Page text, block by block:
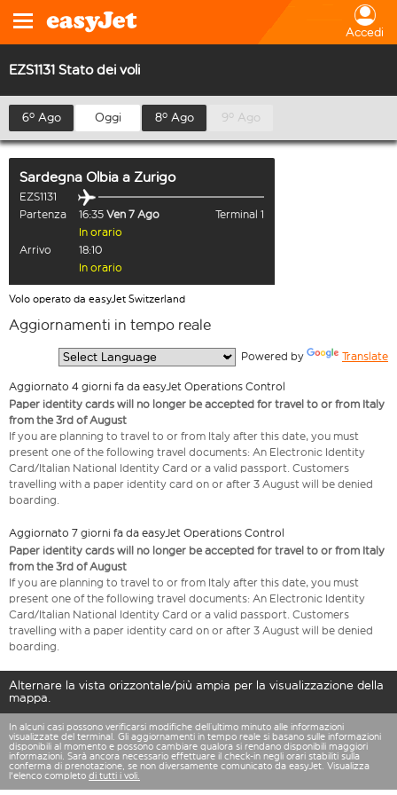
Accedi
EZS1131 Stato dei voli
6º Ago Oggi 8º Ago 9º Ago
Sardegna Olbia a Zurigo
EZS1131
Partenza
16:35 Ven 7 Ago
Terminal 1
In orario
Arrivo
18:10
In orario
Volo operato da easyJet Switzerland
Aggiornamenti in tempo reale
Powered by Translate
Aggiornato 4 giorni fa da easyJet Operations Control
Paper identity cards will no longer be accepted for travel to or from Italy
from the 3rd of August
If you are planning to travel to or from Italy after this date, you must
present one of the following travel documents: An Electronic Identity
Card/Italian National Identity Card or a valid passport. Customers
travelling with a paper identity card on or after 3 August will be denied
boarding.
Aggiornato 7 giorni fa da easyJet Operations Control
Paper identity cards will no longer be accepted for travel to or from Italy
from the 3rd of August
If you are planning to travel to or from Italy after this date, you must
present one of the following travel documents: An Electronic Identity
Card/Italian National Identity Card or a valid passport. Customers
travelling with a paper identity card on or after 3 August will be denied
boarding.
Alternare la vista orizzontale/più ampia per la visualizzazione della
mappa.
In alcuni casi possono verificarsi modifiche dell’ultimo minuto alle informazioni
visualizzate del terminal. Gli aggiornamenti in tempo reale si basano sulle informazioni
disponibili al momento e possono cambiare qualora si rendano disponibili maggiori
informazioni. Sarà ancora necessario effettuare il check-in negli orari stabiliti sulla
conferma di prenotazione, se non diversamente comunicato da easyJet. Visualizza
l'elenco completo di tutti i voli.